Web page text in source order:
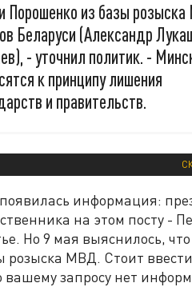
Порошенко из базы
Беларуси (Александр
- уточнил политик. -
к принципу лишения
и правительств.
информация:
на этом посту -
Но 9 мая выяснилось,
розыска МВД. Стоит
вашему запросу нет